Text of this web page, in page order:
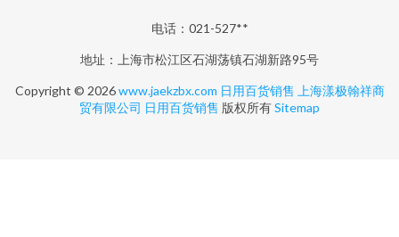
电话：021-527**
地址：上海市松江区石湖荡镇石湖新路95号
Copyright © 2026www.jaekzbx.com 日用百货销售 上海漾极翰祥商
贸有限公司 日用百货销售 版权所有Sitemap